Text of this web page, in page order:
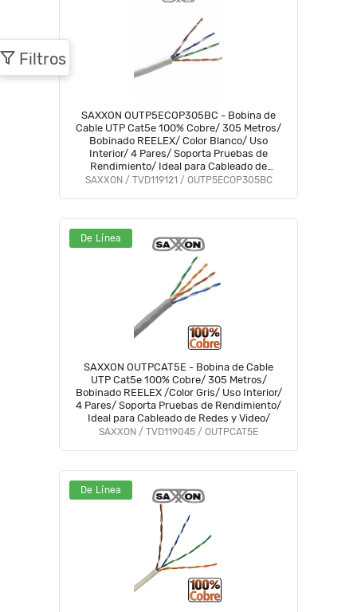
SAXXON OUTP5ECOP305BC - Bobina de
Cable UTP Cat5e 100% Cobre/ 305 Metros/
Bobinado REELEX/ Color Blanco/ Uso
Interior/ 4 Pares/ Soporta Pruebas de
Rendimiento/ Ideal para Cableado de
Redes y Video/
SAXXON / TVD119121 / OUTP5ECOP305BC
De Línea
SAXXON OUTPCAT5E - Bobina de Cable
UTP Cat5e 100% Cobre/ 305 Metros/
Bobinado REELEX /Color Gris/ Uso Interior/
4 Pares/ Soporta Pruebas de Rendimiento/
Ideal para Cableado de Redes y Video/
SAXXON / TVD119045 / OUTPCAT5E
De Línea
Filtros